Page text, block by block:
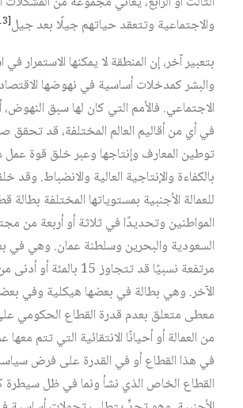
والاجتماعية وتتعقد حياتهم جيلًا بعد جيل[13]
بتعبير آخر، إن المنطقة لا يمكنها الاستمرار
والبشر كمدخلات أساسية في نهوضها
الاجتماعي. فالأمم التي كان لها سبق
في أي من أقاليم العالم المختلفة، قد تحقق
توطين المعارف وإنتاجها وعبر خلق قوة
بالكفاءة والإنتاجية العالية والانضباط. وقد
للعمالة الأجنبية بمستوياتها المختلفة
المواطنين وتحديدًا في ثلاثة أو أربعة من
السعودية والبحرين وسلطنة عمان. وهي في
مرتفعة نسبيًا قد تتجاوز 15
الآخر. وهي بطالة في بعضها هيكلية وفي
معطى متعلق بعدم قدرة القطاع الحكومي
من العمالة أو أحيانًا الانتقائية التي تتم
في هذا القطاع أو في القدرة على فرض
القطاع الخاص الذي نشأ ونما في ظل سيطرة